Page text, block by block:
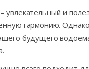
увлекательный и
гармонию.
будущего